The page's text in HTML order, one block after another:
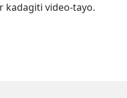
kadagiti video-tayo.